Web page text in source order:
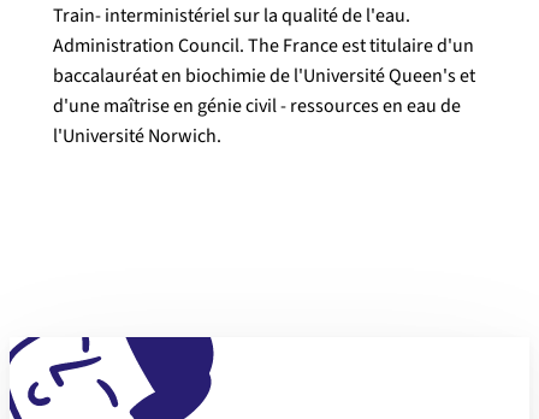
Train- interministériel sur la qualité de l'eau.
Administration Council. The France est titulaire d'un
baccalauréat en biochimie de l'Université Queen's et
d'une maîtrise en génie civil - ressources en eau de
l'Université Norwich.
Texte de l'ID de section pour supprimer les styles de taille vides